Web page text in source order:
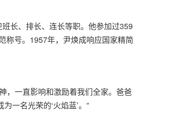
长、排长、连长等职。他参加过359
称号。1957年，尹焕成响应国家精简
，一直影响和激励着我们全家。爸爸
一名光荣的‘火焰蓝’。”